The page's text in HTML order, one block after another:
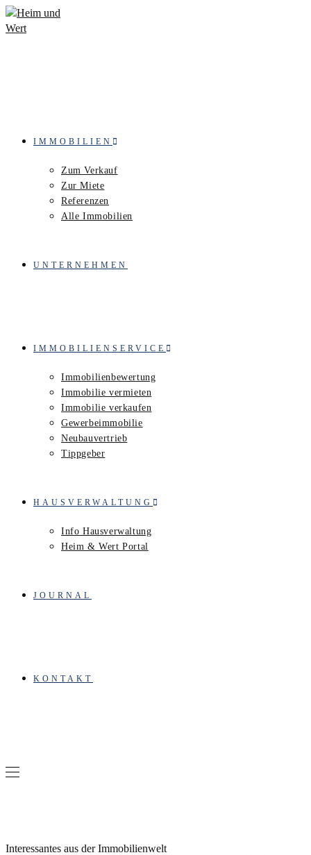
IMMOBILIEN
Zum Verkauf
Zur Miete
Referenzen
Alle Immobilien
UNTERNEHMEN
IMMOBILIENSERVICE
Immobilienbewertung
Immobilie vermieten
Immobilie verkaufen
Gewerbeimmobilie
Neubauvertrieb
Tippgeber
HAUSVERWALTUNG
Info Hausverwaltung
Heim & Wert Portal
JOURNAL
KONTAKT
Interessantes aus der Immobilienwelt